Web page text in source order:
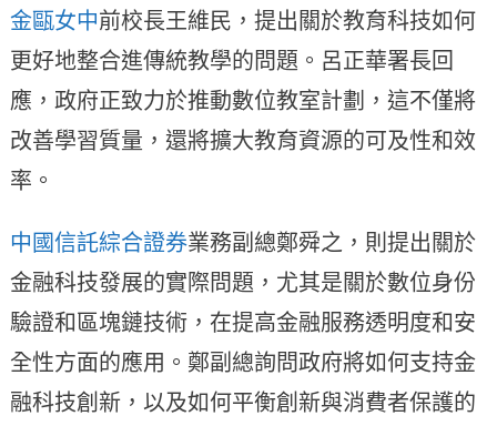
金甌女中前校長王維民，提出關於教育科技如何
更好地整合進傳統教學的問題。呂正華署長回
應，政府正致力於推動數位教室計劃，這不僅將
改善學習質量，還將擴大教育資源的可及性和效
率。
中國信託綜合證券業務副總鄭舜之，則提出關於
金融科技發展的實際問題，尤其是關於數位身份
驗證和區塊鏈技術，在提高金融服務透明度和安
全性方面的應用。鄭副總詢問政府將如何支持金
融科技創新，以及如何平衡創新與消費者保護的